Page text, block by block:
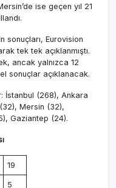
ise geçen yıl 21
sonuçları, Eurovision
tek tek açıklanmıştı.
ancak yalnızca 12
sonuçlar açıklanacak.
İstanbul (268), Ankara
Mersin (32),
Gaziantep (24).
19
5